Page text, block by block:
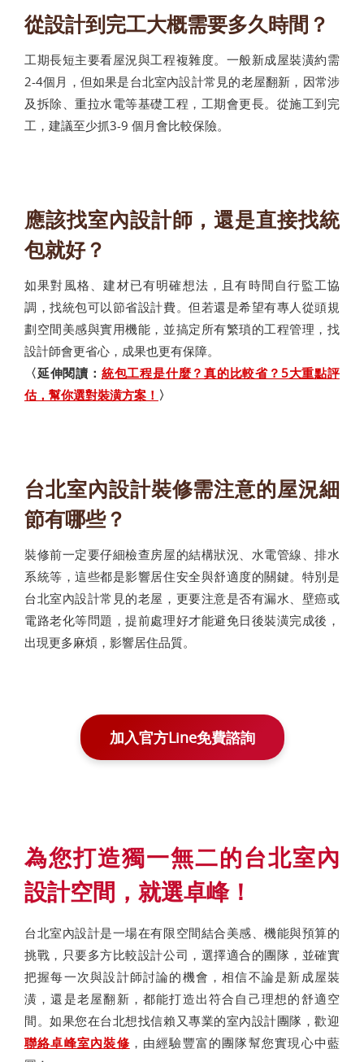
從設計到完工大概需要多久時間？
工期長短主要看屋況與工程複雜度。一般新成屋裝潢約需
2-4個月，但如果是台北室內設計常見的老屋翻新，因常涉
及拆除、重拉水電等基礎工程，工期會更長。從施工到完
工，建議至少抓3-9 個月會比較保險。
應該找室內設計師，還是直接找統
包就好？
如果對風格、建材已有明確想法，且有時間自行監工協
調，找統包可以節省設計費。但若還是希望有專人從頭規
劃空間美感與實用機能，並搞定所有繁瑣的工程管理，找
設計師會更省心，成果也更有保障。
〈延伸閱讀： 統包工程是什麼？真的比較省？5大重點評
估，幫你選對裝潢方案！ 〉
台北室內設計裝修需注意的屋況細
節有哪些？
裝修前一定要仔細檢查房屋的結構狀況、水電管線、排水
系統等，這些都是影響居住安全與舒適度的關鍵。特別是
台北室內設計常見的老屋，更要注意是否有漏水、壁癌或
電路老化等問題，提前處理好才能避免日後裝潢完成後，
出現更多麻煩，影響居住品質。
加入官方Line免費諮詢
為您打造獨一無二的台北室內
設計空間，就選卓峰！
台北室內設計是一場在有限空間結合美感、機能與預算的
挑戰，只要多方比較設計公司，選擇適合的團隊，並確實
把握每一次與設計師討論的機會，相信不論是新成屋裝
潢，還是老屋翻新，都能打造出符合自己理想的舒適空
間。如果您在台北想找信賴又專業的室內設計團隊，歡迎
聯絡卓峰室內裝修，由經驗豐富的團隊幫您實現心中藍